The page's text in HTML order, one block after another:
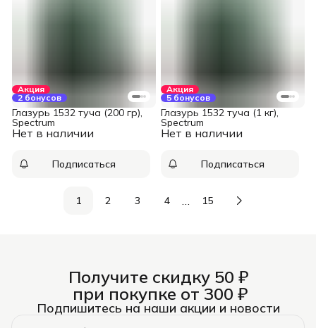
Акция
2 бонусов
Нет в наличии
Глазурь 1532 туча (200 гр),
Spectrum
Подписаться
Акция
5 бонусов
Нет в наличии
Глазурь 1532 туча (1 кг),
Spectrum
Подписаться
1 2 3 4 … 15
Получите скидку 50 ₽
при покупке от 300 ₽
Подпишитесь на наши акции и новости